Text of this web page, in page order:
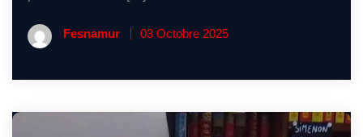
Fesnamur 03 Octobre 2025